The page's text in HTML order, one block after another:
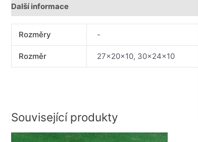
Další informace
Rozměry -
Rozměr 27x20x10, 30x24x10
Související produkty
Rozpětí
Tento